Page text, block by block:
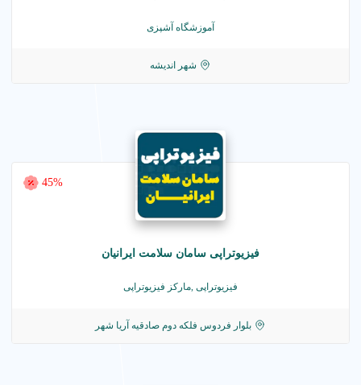
آموزشگاه آشپزی
شهر اندیشه
45%
فیزیوتراپی سامان سلامت ایرانیان
فیزیوتراپی ,مارکز فیزیوتراپی
بلوار فردوس فلکه دوم صادقیه آریا شهر